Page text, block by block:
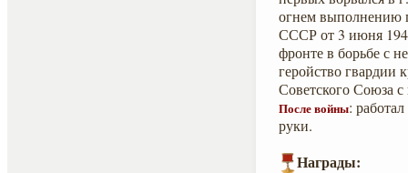
огнем выполнению
СССР от 3 июня
фронте в борьбе с
геройство гвардии
Советского Союза
После войны:
руки.
Награды: